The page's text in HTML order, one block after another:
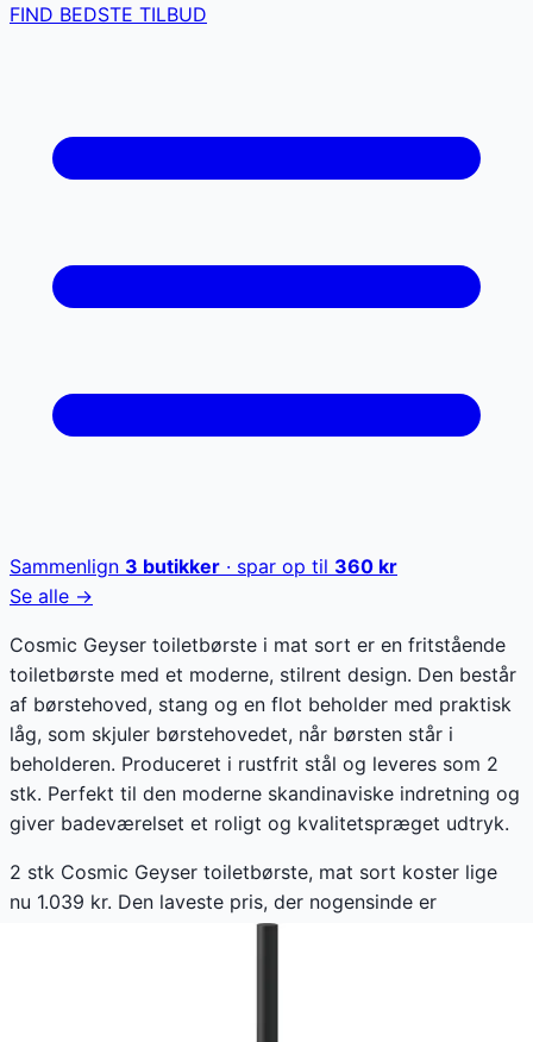
FIND BEDSTE TILBUD
Sammenlign 3 butikker · spar op til 360 kr
Se alle →
Cosmic Geyser toiletbørste i mat sort er en fritstående
toiletbørste med et moderne, stilrent design. Den består
af børstehoved, stang og en flot beholder med praktisk
låg, som skjuler børstehovedet, når børsten står i
beholderen. Produceret i rustfrit stål og leveres som 2
stk. Perfekt til den moderne skandinaviske indretning og
giver badeværelset et roligt og kvalitetspræget udtryk.
2 stk Cosmic Geyser toiletbørste, mat sort koster lige
nu 1.039 kr. Den laveste pris, der nogensinde er
registreret - ca. 20,0 % lavere end den højeste